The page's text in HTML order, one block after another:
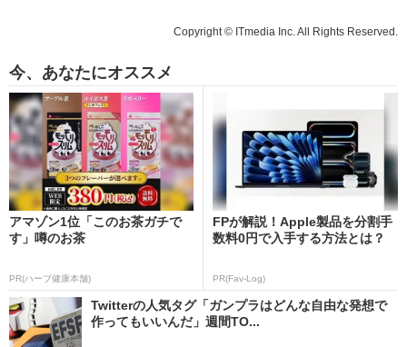
Copyright © ITmedia Inc. All Rights Reserved.
今、あなたにオススメ
アマゾン1位「このお茶ガチで
す」噂のお茶
PR(ハーブ健康本舗)
FPが解説！Apple製品を分割手
数料0円で入手する方法とは？
PR(Fav-Log)
Twitterの人気タグ「ガンプラはどんな自由な発想で
作ってもいいんだ」週間TO...